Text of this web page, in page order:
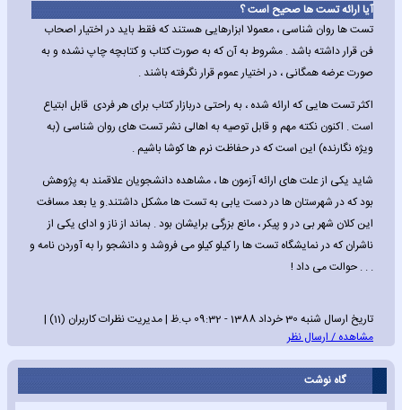
آیا ارائه تست ها صحیح است ؟
تست ها روان شناسی ، معمولا ابزارهایی هستند که فقط باید در اختیار اصحاب
فن قرار داشته باشد . مشروط به آن که به صورت کتاب و کتابچه چاپ نشده و به
صورت عرضه همگانی ، در اختیار عموم قرار نگرفته باشند .
اکثر تست هایی که ارائه شده ، به راحتی دربازار کتاب برای هر فردی قابل ابتیاع
است . اکنون نکته مهم و قابل توصیه به اهالی نشر تست های روان شناسی (به
ویژه نگارنده) این است که در حفاظت نرم ها کوشا باشیم .
شاید یکی از علت های ارائه آزمون ها ، مشاهده دانشجویان علاقمند به پژوهش
بود که در شهرستان ها در دست یابی به تست ها مشکل داشتند.و یا بعد مسافت
این کلان شهر بی در و پیکر ، مانع بزرگی برایشان بود . بماند از ناز و ادای یکی از
ناشران که در نمایشگاه تست ها را کیلو کیلو می فروشد و دانشجو را به آوردن نامه و
. . . حوالت می داد !
تاریخ ارسال شنبه 30 خرداد 1388 - 09:32 ب.ظ | مدیریت نظرات کاربران (11) |
مشاهده / ارسال نظر
گاه نوشت